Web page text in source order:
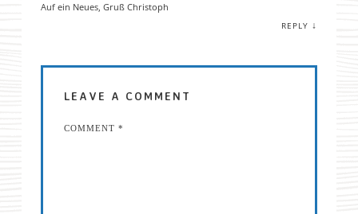
Auf ein Neues, Gruß Christoph
REPLY ↓
LEAVE A COMMENT
COMMENT *